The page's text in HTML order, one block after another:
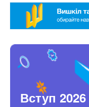
Вступ 2026